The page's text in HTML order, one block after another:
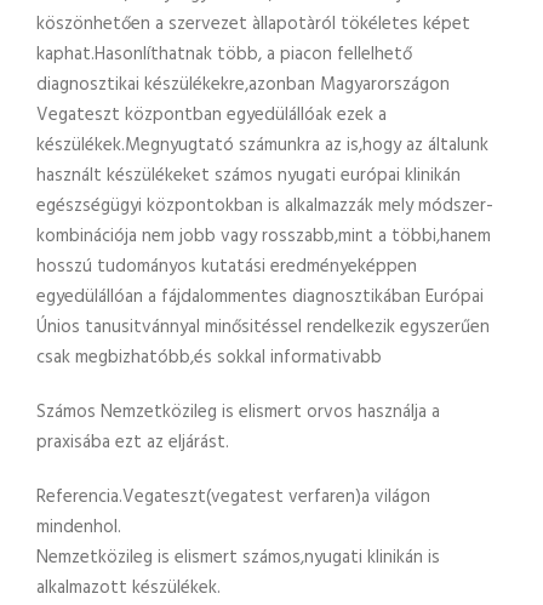
köszönhetően a szervezet àllapotàról tökéletes képet
kaphat.Hasonlíthatnak több, a piacon fellelhető
diagnosztikai készülékekre,azonban Magyarországon
Vegateszt központban egyedülállóak ezek a
készülékek.Megnyugtató számunkra az is,hogy az általunk
használt készülékeket számos nyugati európai klinikán
egészségügyi központokban is alkalmazzák mely módszer-
kombinációja nem jobb vagy rosszabb,mint a többi,hanem
hosszú tudományos kutatási eredményeképpen
egyedülállóan a fájdalommentes diagnosztikában Európai
Únios tanusitvánnyal minősitéssel rendelkezik egyszerűen
csak megbizhatóbb,és sokkal informativabb
Számos Nemzetközileg is elismert orvos használja a
praxisába ezt az eljárást.
Referencia.Vegateszt(vegatest verfaren)a világon
mindenhol.
Nemzetközileg is elismert számos,nyugati klinikán is
alkalmazott készülékek.